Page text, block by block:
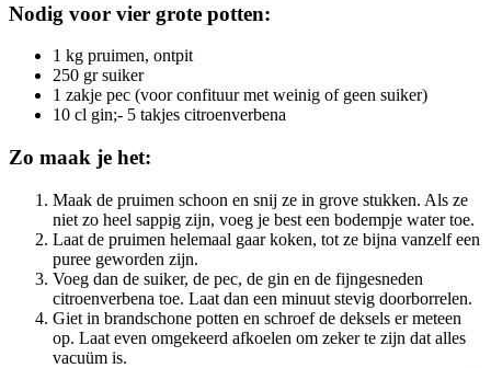
Nodig voor vier grote potten:
1 kg pruimen, ontpit
250 gr suiker
1 zakje pec (voor confituur met weinig of geen suiker)
10 cl gin;- 5 takjes citroenverbena
Zo maak je het:
Maak de pruimen schoon en snij ze in grove stukken. Als ze
niet zo heel sappig zijn, voeg je best een bodempje water toe.
Laat de pruimen helemaal gaar koken, tot ze bijna vanzelf een
puree geworden zijn.
Voeg dan de suiker, de pec, de gin en de fijngesneden
citroenverbena toe. Laat dan een minuut stevig doorborrelen.
Giet in brandschone potten en schroef de deksels er meteen
op. Laat even omgekeerd afkoelen om zeker te zijn dat alles
vacuüm is.